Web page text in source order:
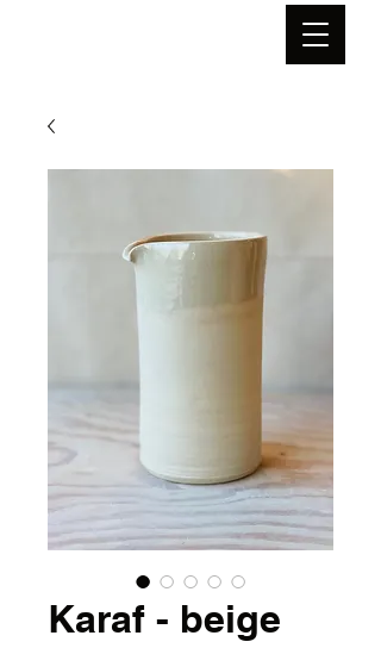
Karaf - beige